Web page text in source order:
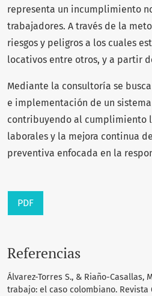
representa un incumplimiento
trabajadores. A través de la
riesgos y peligros a los cuales
locativos entre otros, y a partir
Mediante la consultoría se
e implementación de un
contribuyendo al cumplimiento
laborales y la mejora continua
preventiva enfocada en la
PDF
Referencias
Álvarez-Torres S., & Riaño-
trabajo: el caso colombiano. Revista